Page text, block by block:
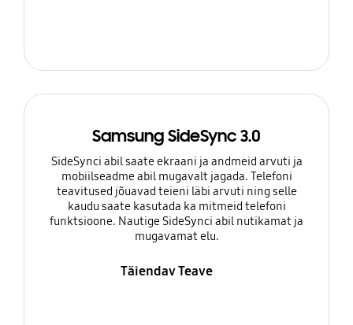
Samsung SideSync 3.0
SideSynci abil saate ekraani ja andmeid arvuti ja
mobiilseadme abil mugavalt jagada. Telefoni
teavitused jõuavad teieni läbi arvuti ning selle
kaudu saate kasutada ka mitmeid telefoni
funktsioone. Nautige SideSynci abil nutikamat ja
mugavamat elu.
Täiendav Teave